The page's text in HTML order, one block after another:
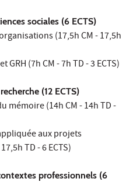
sociales (6 ECTS)
(17,5h CM - 17,5h
GRH (7h CM - 7h TD - 3 ECTS)
(12 ECTS)
mémoire (14h CM - 14h TD -
aux projets
TD - 6 ECTS)
professionnels (6